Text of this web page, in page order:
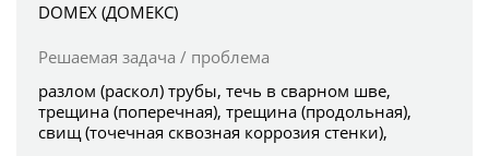
DOMEX (ДОМЕКС)
Решаемая задача / проблема
разлом (раскол) трубы, течь в сварном шве,
трещина (поперечная), трещина (продольная),
свищ (точечная сквозная коррозия стенки),